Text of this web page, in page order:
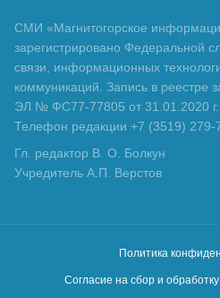
СМИ «Магнитогорское
зарегистрировано Федеральной
связи, информационных
коммуникаций. Запись в реестре
ЭЛ № ФС77-77805 от 31.01.2020 г.
Телефон редакции +7 (3519) 279-
Гл. редактор В. О. Болкун
Учредитель А.П. Верстов
Политика
Согласие на сбор и